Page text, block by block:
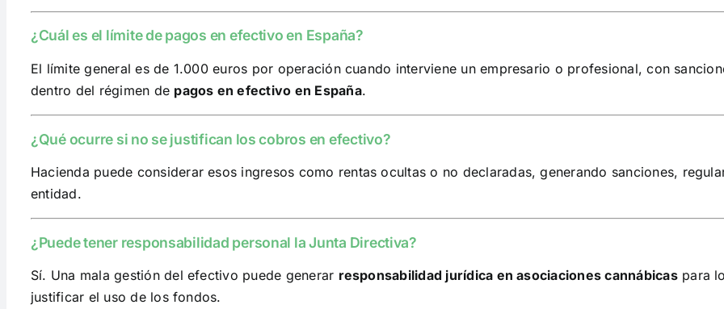
¿Cuál es el límite de pagos en efectivo en España?
El límite general es de 1.000 euros por operación cuando interviene un empresario o profesional, con
dentro del régimen de pagos en efectivo en España.
¿Qué ocurre si no se justifican los cobros en efectivo?
Hacienda puede considerar esos ingresos como rentas ocultas o no declaradas, generando sanciones,
entidad.
¿Puede tener responsabilidad personal la Junta Directiva?
Sí. Una mala gestión del efectivo puede generar responsabilidad jurídica en asociaciones cannábicaspara
justificar el uso de los fondos.